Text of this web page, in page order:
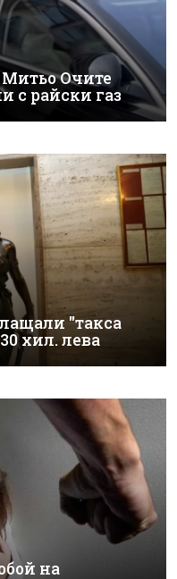
Очите
с райски газ
"такса
хил. лева
на